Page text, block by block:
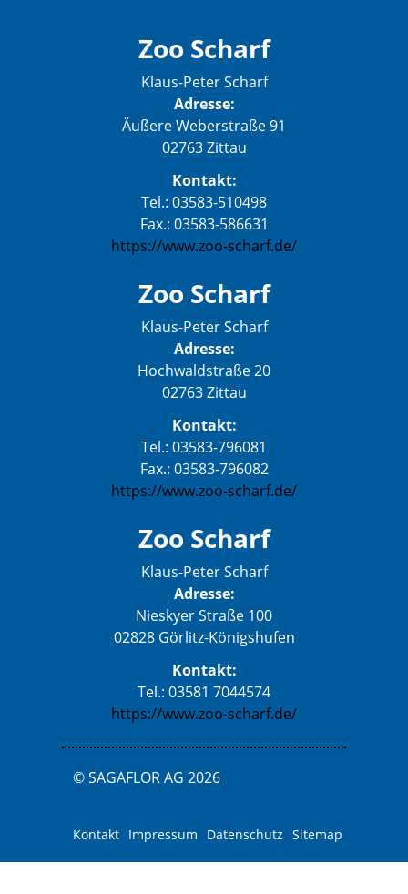
Zoo Scharf
Klaus-Peter Scharf
Adresse:
Äußere Weberstraße 91
02763 Zittau
Kontakt:
Tel.: 03583-510498
Fax.: 03583-586631
https://www.zoo-scharf.de/
Zoo Scharf
Klaus-Peter Scharf
Adresse:
Hochwaldstraße 20
02763 Zittau
Kontakt:
Tel.: 03583-796081
Fax.: 03583-796082
https://www.zoo-scharf.de/
Zoo Scharf
Klaus-Peter Scharf
Adresse:
Nieskyer Straße 100
02828 Görlitz-Königshufen
Kontakt:
Tel.: 03581 7044574
https://www.zoo-scharf.de/
© SAGAFLOR AG 2026
Kontakt Impressum Datenschutz Sitemap